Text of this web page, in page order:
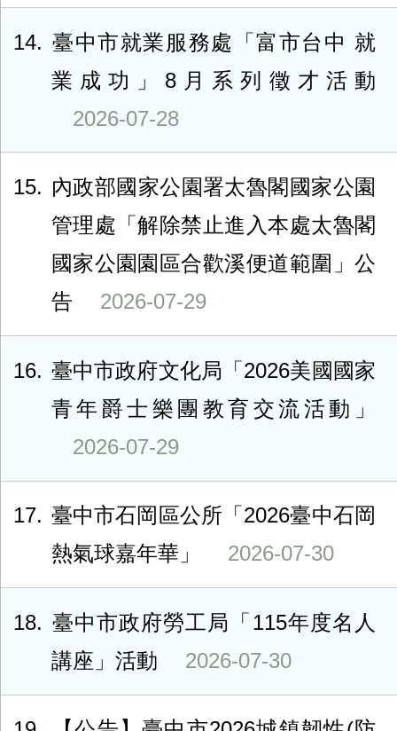
14
臺中市就業服務處「富市台中 就
業成功」8月系列徵才活動
2026-07-28
15
內政部國家公園署太魯閣國家公園
管理處「解除禁止進入本處太魯閣
國家公園園區合歡溪便道範圍」公
告
2026-07-29
16
臺中市政府文化局「2026美國國家
青年爵士樂團教育交流活動」
2026-07-29
17
臺中市石岡區公所「2026臺中石岡
熱氣球嘉年華」
2026-07-30
18
臺中市政府勞工局「115年度名人
講座」活動
2026-07-30